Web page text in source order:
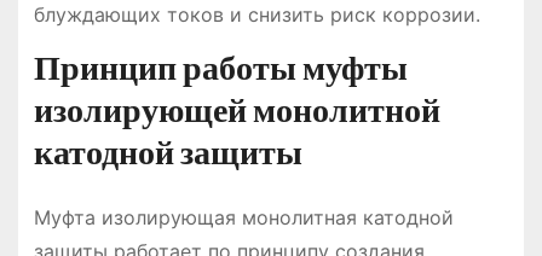
блуждающих токов и снизить риск коррозии.
Принцип работы муфты
изолирующей монолитной
катодной защиты
Муфта изолирующая монолитная катодной
защиты работает по принципу создания